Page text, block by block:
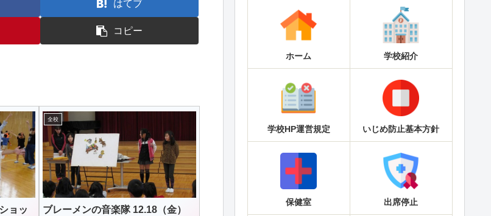
はてブ
コピー
ョッ
全校
ブレーメンの音楽隊 12.18（金）
ホーム 学校紹介
学校HP運営規定 いじめ防止基本方針
保健室 出席停止